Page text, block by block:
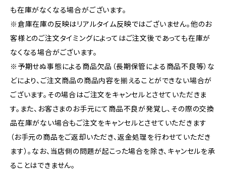
も在庫がなくなる場合がございます。
※倉庫在庫の反映はリアルタイム反映ではございません。他のお
客様とのご注文タイミングによってはご注文後であっても在庫が
なくなる場合がございます。
※予期せぬ事態による商品欠品（長期保管による商品不良等）な
どにより、ご注文商品の商品内容を揃えることができない場合が
ございます。その場合はご注文をキャンセルとさせていただきま
す。また、お客さまのお手元にて商品不良が発覚し、その際の交換
品在庫がない場合もご注文をキャンセルとさせていただきます
（お手元の商品をご返却いただき、返金処理を行わせていただき
ます）。なお、当店側の問題が起こった場合を除き、キャンセルを承
ることはできません。